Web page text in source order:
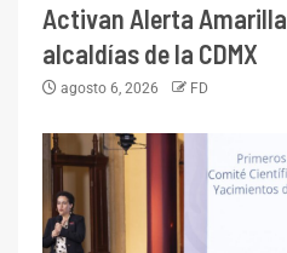
Activan Alerta
alcaldías de la CDMX
agosto 6, 2026 FD